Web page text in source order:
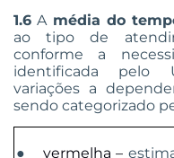
1.6 A média do
ao tipo de
conforme a
identificada pelo
variações a
sendo categorizado
● vermelha –